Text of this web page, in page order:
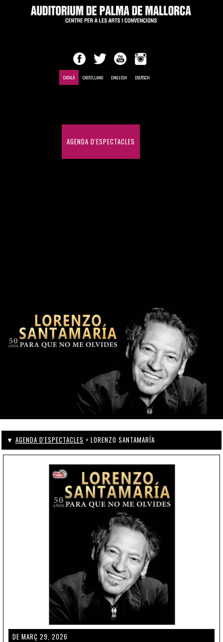
CATALÀ CASTELLANO ENGLISH DEUTSCH
AGENDA D'ESPECTACLES
▼ AGENDA D'ESPECTACLES > LORENZO SANTAMARÍA
DE MARÇ 29, 2026